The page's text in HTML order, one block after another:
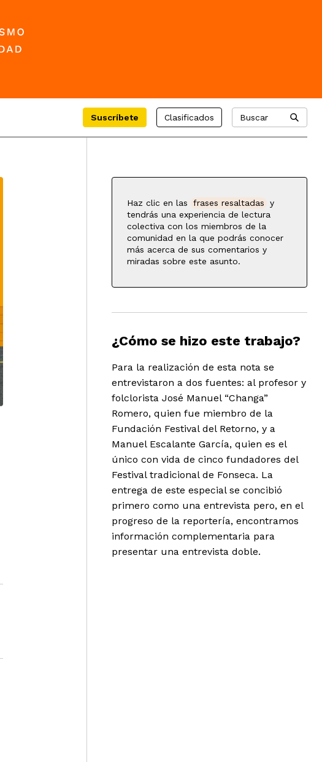
Suscríbete Clasificados Buscar
Haz clic en las frases resaltadas
y
tendrás una experiencia de lectura
colectiva con los miembros de la
comunidad en la que podrás conocer
más acerca de sus comentarios y
miradas sobre este asunto.
¿Cómo se hizo este trabajo?
Para la realización de esta nota se
entrevistaron a dos fuentes: al profesor y
folclorista José Manuel “Changa”
Romero, quien fue miembro de la
Fundación Festival del Retorno, y a
Manuel Escalante García, quien es el
único con vida de cinco fundadores del
Festival tradicional de Fonseca. La
entrega de este especial se concibió
primero como una entrevista pero, en el
progreso de la reportería, encontramos
información complementaria para
presentar una entrevista doble.